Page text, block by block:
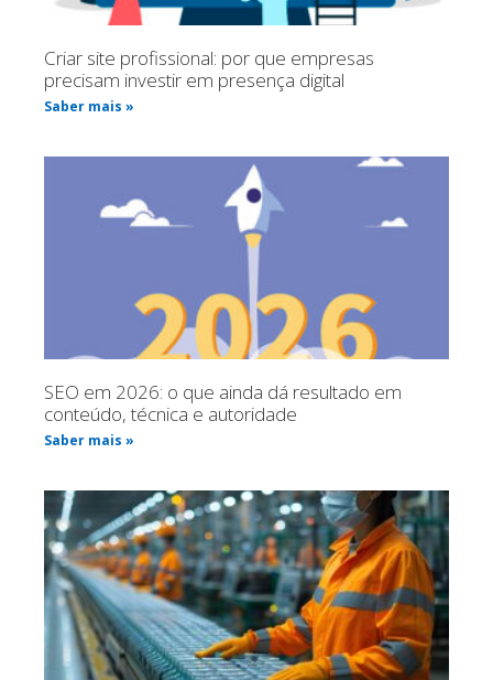
Criar site profissional: por que empresas
precisam investir em presença digital
Saber mais »
SEO em 2026: o que ainda dá resultado em
conteúdo, técnica e autoridade
Saber mais »